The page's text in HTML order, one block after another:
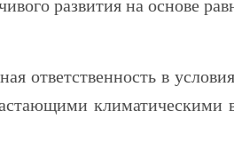
развития на основе
ответственность в